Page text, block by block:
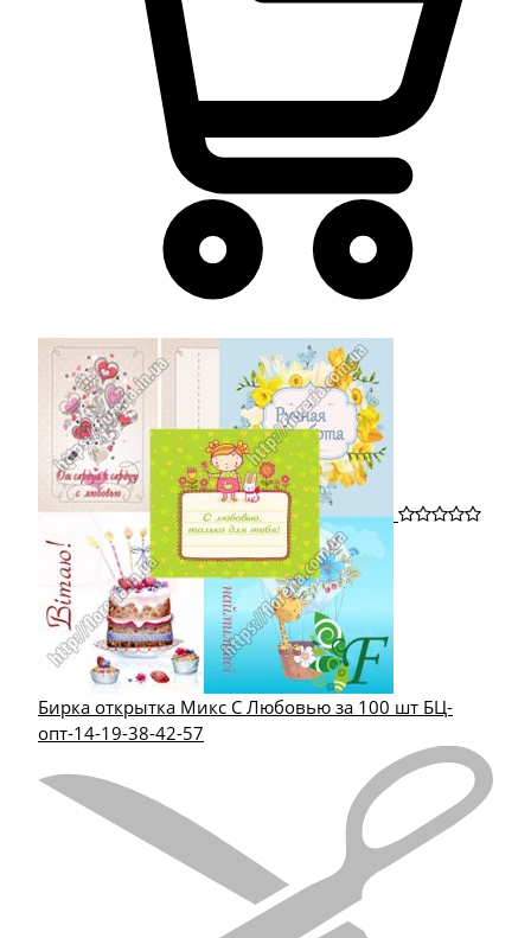
Бирка открытка Микс С Любовью за 100 шт БЦ-
опт-14-19-38-42-57